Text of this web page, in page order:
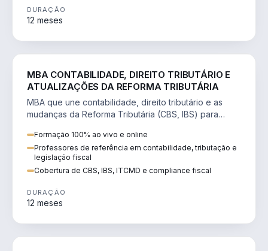
DURAÇÃO
12 meses
MBA CONTABILIDADE, DIREITO TRIBUTÁRIO E
ATUALIZAÇÕES DA REFORMA TRIBUTÁRIA
MBA que une contabilidade, direito tributário e as
mudanças da Reforma Tributária (CBS, IBS) para
Formação 100% ao vivo e online
Professores de referência em contabilidade, tributação e
legislação fiscal
Cobertura de CBS, IBS, ITCMD e compliance fiscal
DURAÇÃO
12 meses